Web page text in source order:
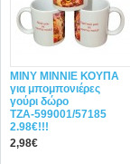
MINY ΜΙΝΝΙΕ ΚΟΥΠΑ
για μπομπονιέρες
γούρι δώρο
ΤΖΑ-599001/57185
2.98€!!!
2,98€